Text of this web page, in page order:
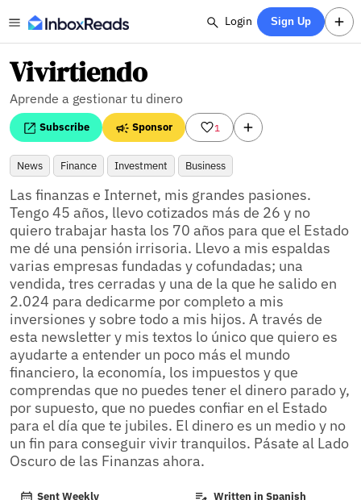
Login Sign Up
Vivirtiendo
Aprende a gestionar tu dinero
Subscribe Sponsor 1
News Finance Investment Business
Las finanzas e Internet, mis grandes pasiones.
Tengo 45 años, llevo cotizados más de 26 y no
quiero trabajar hasta los 70 años para que el Estado
me dé una pensión irrisoria. Llevo a mis espaldas
varias empresas fundadas y cofundadas; una
vendida, tres cerradas y una de la que he salido en
2.024 para dedicarme por completo a mis
inversiones y sobre todo a mis hijos. A través de
esta newsletter y mis textos lo único que quiero es
ayudarte a entender un poco más el mundo
financiero, la economía, los impuestos y que
comprendas que no puedes tener el dinero parado y,
por supuesto, que no puedes confiar en el Estado
para el día que te jubiles. El dinero es un medio y no
un fin para conseguir vivir tranquilos. Pásate al Lado
Oscuro de las Finanzas ahora.
Sent Weekly Written in Spanish